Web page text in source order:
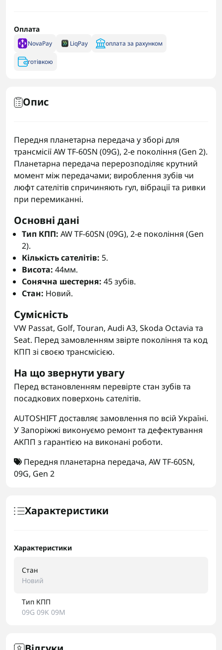
Оплата
NovaPay LiqPay оплата за рахунком
готівкою
Опис
Передня планетарна передача у зборі для
трансмісії AW TF-60SN (09G), 2-е покоління (Gen 2).
Планетарна передача перерозподіляє крутний
момент між передачами; вироблення зубів чи
люфт сателітів спричиняють гул, вібрації та ривки
при перемиканні.
Основні дані
Тип КПП: AW TF-60SN (09G), 2-е покоління (Gen
2).
Кількість сателітів: 5.
Висота: 44мм.
Сонячна шестерня: 45 зубів.
Стан: Новий.
Сумісність
VW Passat, Golf, Touran, Audi A3, Skoda Octavia та
Seat. Перед замовленням звірте покоління та код
КПП зі своєю трансмісією.
На що звернути увагу
Перед встановленням перевірте стан зубів та
посадкових поверхонь сателітів.
AUTOSHIFT доставляє замовлення по всій Україні.
У Запоріжжі виконуємо ремонт та дефектування
АКПП з гарантією на виконані роботи.
Передня планетарна передача, AW TF-60SN,
09G, Gen 2
Характеристики
Характеристики
Стан
Новий
Тип КПП
09G 09K 09M